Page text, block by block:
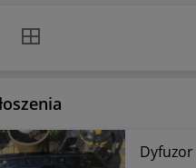
listy
Widok siatki
Dyfuzor